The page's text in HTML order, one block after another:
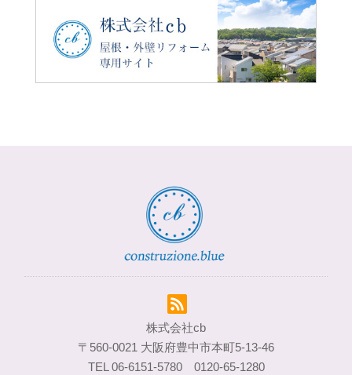
株式会社cb
〒560-0021 大阪府豊中市本町5-13-46
TEL 06-6151-5780 0120-65-1280